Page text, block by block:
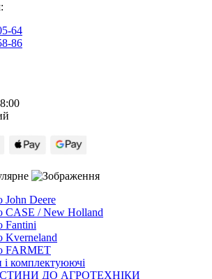
64
86
John Deere
CASE / New Holland
Fantini
Kverneland
FARMET
і комплектуюючі
ДО АГРОТЕХНІКИ